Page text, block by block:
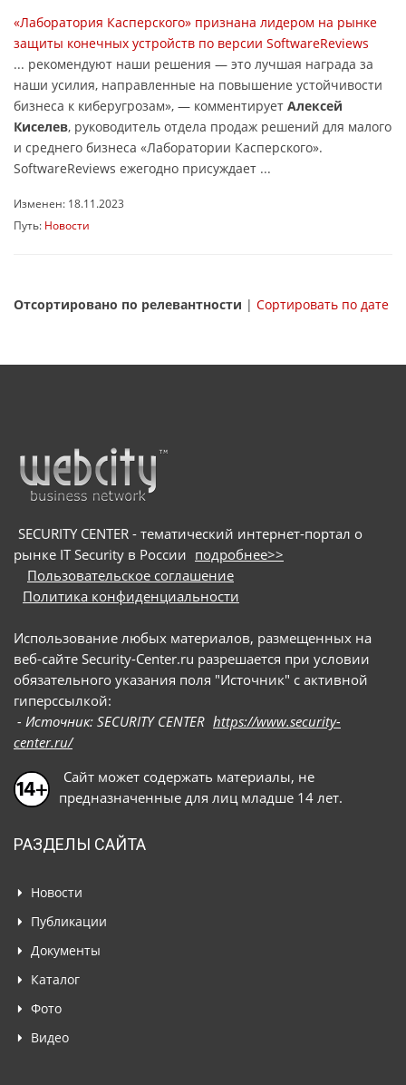
«Лаборатория Касперского» признана лидером на рынке
защиты конечных устройств по версии SoftwareReviews
... рекомендуют наши решения — это лучшая награда за
наши усилия, направленные на повышение устойчивости
бизнеса к киберугрозам», — комментирует Алексей
Киселев, руководитель отдела продаж решений для малого
и среднего бизнеса «Лаборатории Касперского».
SoftwareReviews ежегодно присуждает ...
Изменен: 18.11.2023
Путь: Новости
Отсортировано по релевантности | Сортировать по дате
SECURITY CENTER - тематический интернет-портал о
рынке IT Security в России подробнее>>
Пользовательское соглашение
Политика конфиденциальности
Использование любых материалов, размещенных на
веб-сайте Security-Center.ru разрешается при условии
обязательного указания поля "Источник" с активной
гиперссылкой:
- Источник: SECURITY CENTER https://www.security-
center.ru/
Сайт может содержать материалы, не
предназначенные для лиц младше 14 лет.
РАЗДЕЛЫ САЙТА
Новости
Публикации
Документы
Каталог
Фото
Видео